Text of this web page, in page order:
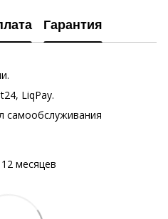
Гарантия
LiqPay.
самообслуживания
месяцев